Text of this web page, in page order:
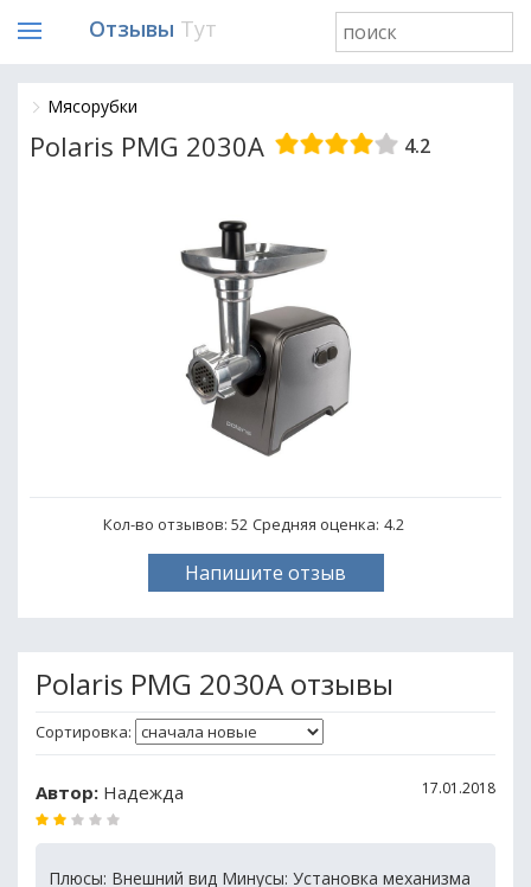
Отзывы Тут
Мясорубки
Polaris PMG 2030A 4.2
Кол-во отзывов: 52 Средняя оценка: 4.2
Напишите отзыв
Polaris PMG 2030A отзывы
Сортировка:
Автор: Надежда 17.01.2018
Плюсы: Внешний вид Минусы: Установка механизма